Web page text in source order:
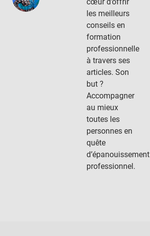
les meilleurs
conseils en
formation
professionnelle
à travers ses
articles. Son
but ?
Accompagner
au mieux
toutes les
personnes en
quête
d’épanouissement
professionnel.